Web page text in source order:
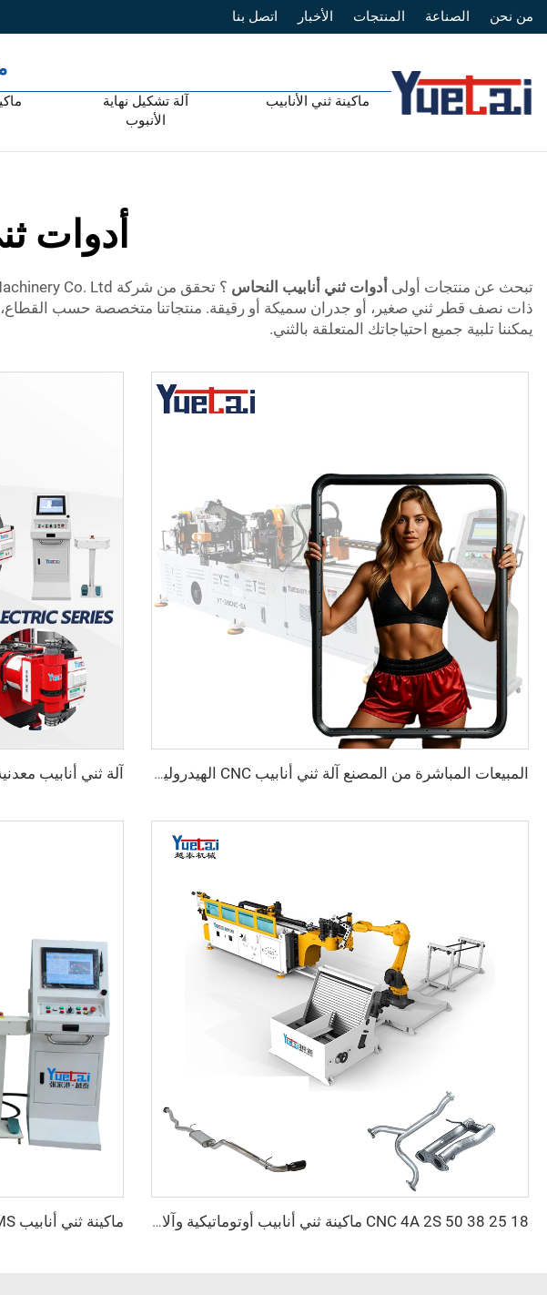
من نحن الصناعة المنتجات الأخبار اتصل بنا
ماكينة ثني الأنابيب
آلة تشكيل نهاية
الأنبوب
أدوات
تبحث عن منتجات أولى أدوات ثني أنابيب النحاس
ذات نصف قطر ثني صغير، أو جدران سميكة أو رقيقة. منتجاتنا متخصصة حسب
يمكننا تلبية جميع احتياجاتك المتعلقة بالثني.
المبيعات المباشرة من المصنع آلة ثني أنابيب CNC الهيدروليكية الأوتوماتيكية المزدوجة الرأس آلة ثني أنابيب الفولاذ الكربوني
18 25 38 50 CNC 4A 2S ماكينة ثني أنابيب أوتوماتيكية وآلات الثني للأنابيب بوصة 1، 2، 3 بوصة مع الدفع